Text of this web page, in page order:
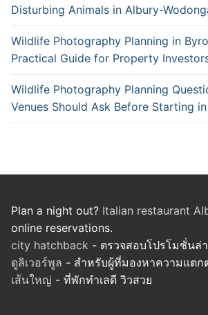
Disturbing Animals in Albury-
Wildlife Photography Planning in
Practical Guide for Property
Wildlife Photography Planning
Venues Should Ask Before Starting
Plan a night out? Italian restaurant
online reservations.
city hatchback - ตรวจสอบโปรโมชั่นล่
ดูลิเวอร์พูล - สำหรับผู้ที่มองหาความแตก
เส้นใหญ่ - ที่พักทำเลดี วิวสวย